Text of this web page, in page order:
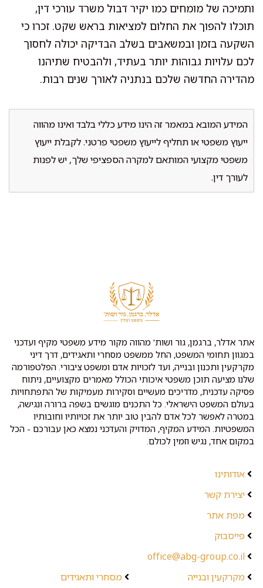
ותמיכה של מומחים כמו יקיר דבול משרד עורכי דין,
תוכלו להפוך את החלום למציאות בראש שקט. זכרו כי
השקעה בזמן ובמשאבים בשלב הבדיקה יכולה לחסוך
לכם עלויות גבוהות יותר בעתיד, ולהבטיח שתיהנו
מהדירה החדשה שלכם בנתניה לאורך שנים רבות.
המידע המובא במאמר זה הינו מידע כללי בלבד ואינו מהווה
ייעוץ משפטי או תחליף לייעוץ משפטי פרטני. לקבלת ייעוץ
משפטי מקצועי המותאם למקרה הספציפי שלך, יש לפנות
לעורך דין.
אתר אדלר, ברגמן, גור ושות' מהווה מקור מידע משפטי מקיף ועדכני
במגוון תחומי המשפט, החל ממשפט מסחרי ותאגידים, דרך דיני
מקרקעין ותכנון ובנייה, ועד לזכויות אדם ומשפט ציבורי. הפלטפורמה
שלנו מציעה תוכן משפטי איכותי הכולל מאמרים מקצועיים, ניתוח
פסיקה עדכנית, מדריכים מעשיים וסקירות מעמיקות של התפתחויות
בעולם המשפט הישראלי. כל התכנים מוגשים בשפה ברורה ונגישה,
במטרה לאפשר לכל אדם להבין טוב יותר את זכויותיו וחובותיו
המשפטיות. המידע המקיף, המדויק והעדכני נמצא כאן עבורכם - הכל
במקום אחד, נגיש וזמין לכולם.
אודותינו
יצירת קשר
מפת אתר
פייסבוק
office@abg-group.co.il
מקרקעין ובנייה
מסחרי ותאגידים